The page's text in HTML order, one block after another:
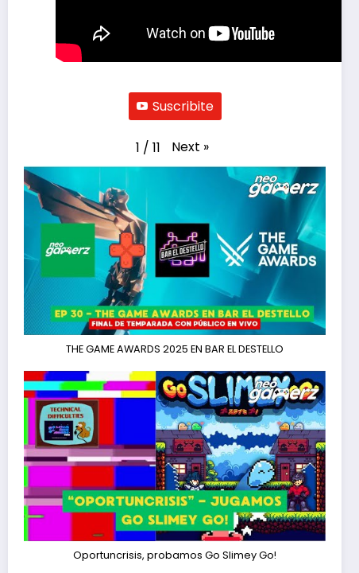
Suscribite
1 / 11 Next »
THE GAME AWARDS 2025 EN BAR EL DESTELLO
Oportuncrisis, probamos Go Slimey Go!